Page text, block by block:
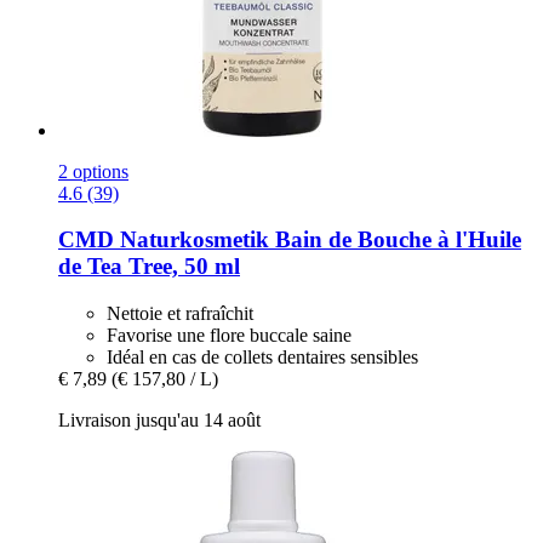
2 options
4.6 (39)
CMD Naturkosmetik Bain de Bouche à l'Huile
de Tea Tree, 50 ml
Nettoie et rafraîchit
Favorise une flore buccale saine
Idéal en cas de collets dentaires sensibles
€ 7,89 (€ 157,80 / L)
Livraison jusqu'au 14 août